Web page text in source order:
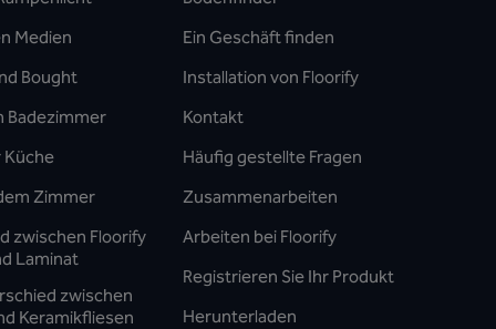
Medien
Bought
Badezimmer
Küche
Zimmer
zwischen Floorify
Laminat
zwischen
Keramikfliesen
Ein Geschäft finden
Installation von Floorify
Kontakt
Häufig gestellte Fragen
Zusammenarbeiten
Arbeiten bei Floorify
Registrieren Sie Ihr Produkt
Herunterladen